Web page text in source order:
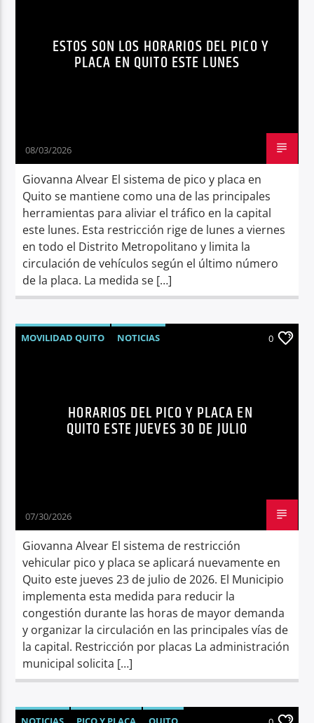
ESTOS SON LOS HORARIOS DEL PICO Y
PLACA EN QUITO ESTE LUNES
08/03/2026
Giovanna Alvear El sistema de pico y placa en
Quito se mantiene como una de las principales
herramientas para aliviar el tráfico en la capital
este lunes. Esta restricción rige de lunes a viernes
en todo el Distrito Metropolitano y limita la
circulación de vehículos según el último número
de la placa. La medida se […]
MOVILIDAD QUITO
NOTICIAS
0
HORARIOS DEL PICO Y PLACA EN
QUITO ESTE JUEVES 30 DE JULIO
07/30/2026
Giovanna Alvear El sistema de restricción
vehicular pico y placa se aplicará nuevamente en
Quito este jueves 23 de julio de 2026. El Municipio
implementa esta medida para reducir la
congestión durante las horas de mayor demanda
y organizar la circulación en las principales vías de
la capital. Restricción por placas La administración
municipal solicita […]